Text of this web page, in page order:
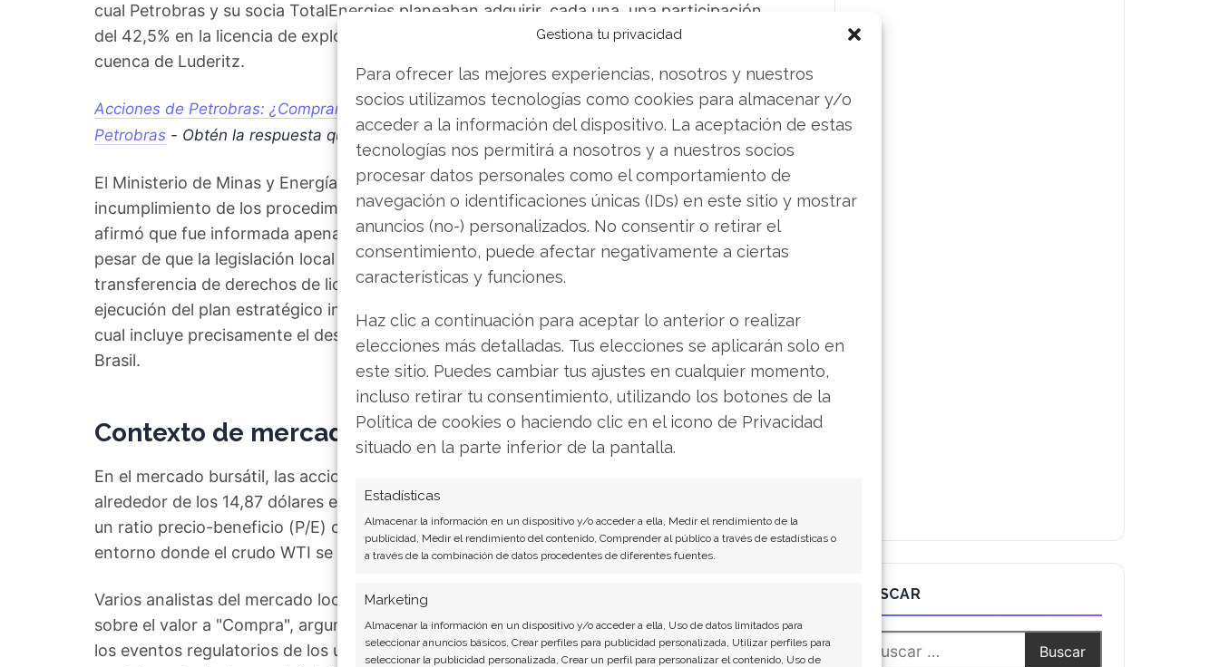
Gestiona tu privacidad
Para ofrecer las mejores experiencias, nosotros y nuestros
socios utilizamos tecnologías como cookies para almacenar y/o
acceder a la información del dispositivo. La aceptación de estas
tecnologías nos permitirá a nosotros y a nuestros socios
procesar datos personales como el comportamiento de
navegación o identificaciones únicas (IDs) en este sitio y mostrar
anuncios (no-) personalizados. No consentir o retirar el
consentimiento, puede afectar negativamente a ciertas
características y funciones.
Haz clic a continuación para aceptar lo anterior o realizar
elecciones más detalladas. Tus elecciones se aplicarán solo en
este sitio. Puedes cambiar tus ajustes en cualquier momento,
incluso retirar tu consentimiento, utilizando los botones de la
Política de cookies o haciendo clic en el icono de Privacidad
situado en la parte inferior de la pantalla.
Estadísticas
Almacenar la información en un dispositivo y/o acceder a ella, Medir el rendimiento de la
publicidad, Medir el rendimiento del contenido, Comprender al público a través de estadísticas o
a través de la combinación de datos procedentes de diferentes fuentes.
Marketing
Almacenar la información en un dispositivo y/o acceder a ella, Uso de datos limitados para
seleccionar anuncios básicos, Crear perfiles para publicidad personalizada, Utilizar perfiles para
seleccionar la publicidad personalizada, Crear un perfil para personalizar el contenido, Uso de
cual Petrobras y su socia TotalEnergies planeaban adquirir, cada una, una participación
del 42,5% en la licencia de exploración marina PEL104 (Bloque 2613), situada en la
cuenca de Luderitz.
Acciones de Petrobras: ¿Comprar, mantener o vender? Descarga gratuita de tu análisis de
Petrobras - Obtén la respuesta que andabas buscando.
El Ministerio de Minas y Energía namibio fundamentó su decisión en un presunto
incumplimiento de los procedimientos legales. Según los reportes, la cartera ministerial
afirmó que fue informada apenas "minutos antes del anuncio" público del acuerdo, a
pesar de que la legislación local exige una aprobación ministerial previa para cualquier
transferencia de derechos de licencia. Este contratiempo genera incertidumbre sobre la
ejecución del plan estratégico internacional de Petrobras para el período 2026-2030, el
cual incluye precisamente el desarrollo de nuevos proyectos exploratorios fuera de
Brasil.
Contexto de mercado y perspectivas
En el mercado bursátil, las acciones de Petrobras cotizaban en los primeros indicios
alrededor de los 14,87 dólares estadounidenses. La valoración de la compañía se sitúa en
un ratio precio-beneficio (P/E) cercano a 6,03. Este movimiento se produce en un
entorno donde el crudo WTI se negocia aproximadamente a 63,78 dólares por barril.
Varios analistas del mercado local habían revisado recientemente su recomendación
sobre el valor a "Compra", argumentando un descuento en su valuación. No obstante,
los eventos regulatorios de los últimos días ponen de relieve los riesgos de ejecución que
BUSCAR